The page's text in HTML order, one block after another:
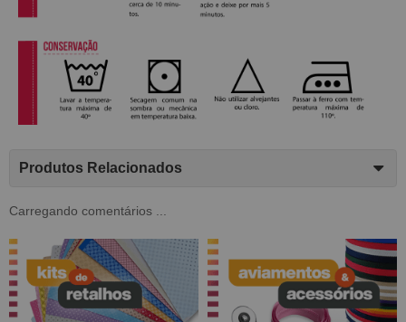
Produtos Relacionados
Carregando comentários ...